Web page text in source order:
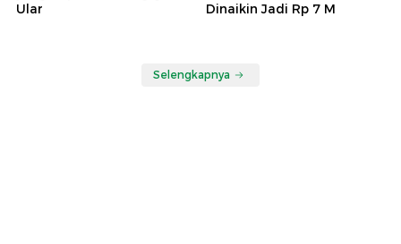
Ular
Dinaikin Jadi Rp 7 M
Selengkapnya